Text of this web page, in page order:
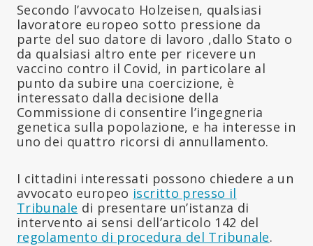
Secondo l’avvocato Holzeisen, qualsiasi
lavoratore europeo sotto pressione da
parte del suo datore di lavoro ,dallo Stato o
da qualsiasi altro ente per ricevere un
vaccino contro il Covid, in particolare al
punto da subire una coercizione, è
interessato dalla decisione della
Commissione di consentire l’ingegneria
genetica sulla popolazione, e ha interesse in
uno dei quattro ricorsi di annullamento.
I cittadini interessati possono chiedere a un
avvocato europeo iscritto presso il
Tribunale di presentare un’istanza di
intervento ai sensi dell’articolo 142 del
regolamento di procedura del Tribunale.